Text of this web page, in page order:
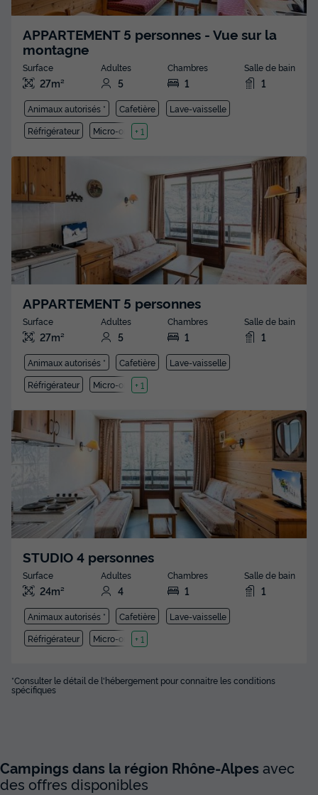
APPARTEMENT 5 personnes - Vue sur la
montagne
Surface
27m²
Adultes
5
Chambres
1
Salle de bain
1
Animaux autorisés * Cafetière
Lave-vaisselle
Réfrigérateur
Micro-ondes
+ 1
APPARTEMENT 5 personnes
Surface
27m²
Adultes
5
Chambres
1
Salle de bain
1
Animaux autorisés * Cafetière
Lave-vaisselle
Réfrigérateur
Micro-ondes
+ 1
STUDIO 4 personnes
Surface
24m²
Adultes
4
Chambres
1
Salle de bain
1
Animaux autorisés * Cafetière
Lave-vaisselle
Réfrigérateur
Micro-ondes
+ 1
*Consulter le détail de l'hébergement pour connaitre les conditions
spécifiques
Campings dans la région Rhône-Alpes avec
des offres disponibles